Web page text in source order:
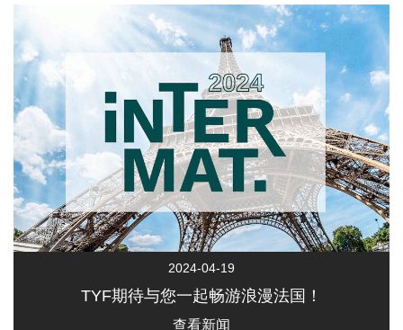
2024-04-19
TYF期待与您一起畅游浪漫法国！
查看新闻